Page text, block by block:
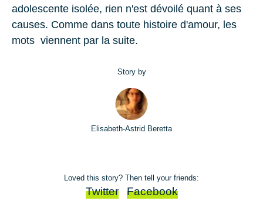
adolescente isolée, rien n'est dévoilé quant à ses
causes. Comme dans toute histoire d'amour, les
mots viennent par la suite.
Story by
Elisabeth-Astrid Beretta
Loved this story? Then tell your friends:
Twitter Facebook